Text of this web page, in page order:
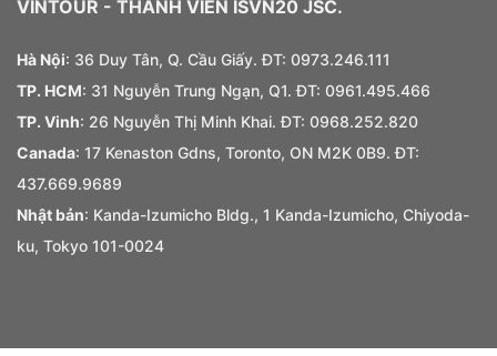
VINTOUR - THÀNH VIÊN ISVN20 JSC.
Hà Nội: 36 Duy Tân, Q. Cầu Giấy. ĐT: 0973.246.111
TP. HCM: 31 Nguyễn Trung Ngạn, Q1. ĐT: 0961.495.466
TP. Vinh: 26 Nguyễn Thị Minh Khai. ĐT: 0968.252.820
Canada: 17 Kenaston Gdns, Toronto, ON M2K 0B9. ĐT:
437.669.9689
Nhật bản: Kanda-Izumicho Bldg., 1 Kanda-Izumicho, Chiyoda-
ku, Tokyo 101-0024